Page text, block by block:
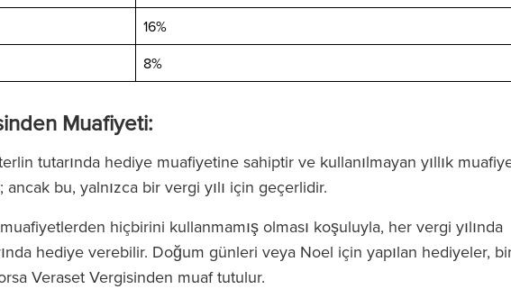
16%
8%
Muafiyeti:
tutarında hediye muafiyetine sahiptir ve kullanılmayan yıllık
bu, yalnızca bir vergi yılı için geçerlidir.
hiçbirini kullanmamış olması koşuluyla, her vergi yılında
hediye verebilir. Doğum günleri veya Noel için yapılan hediyeler,
Veraset Vergisinden muaf tutulur.
her seviyede olağanüstü
var. RFB'de bir avukata
verdiğinizde ekibin tüm
hissediyorsunuz.’
The Legal 500
(2025)
veriyor.’